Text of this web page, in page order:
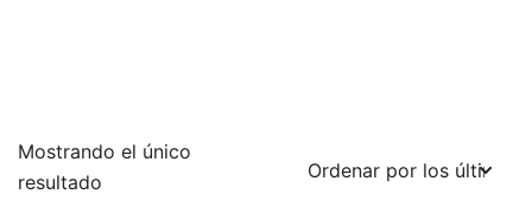
Mostrando el único
resultado